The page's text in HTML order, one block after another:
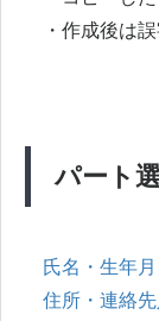
・作成後は
パート
氏名・生年
住所・連絡